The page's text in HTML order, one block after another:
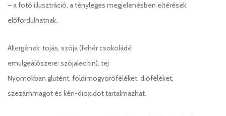
– a fotó illusztráció, a tényleges megjelenésben eltérések
előfordulhatnak.
Allergének: tojás, szója (fehér csokoládé
emulgeálószere: szójalecitin), tej
Nyomokban glutént, földimogyoróféléket, dióféléket,
szezámmagot és kén-dioxidot tartalmazhat.